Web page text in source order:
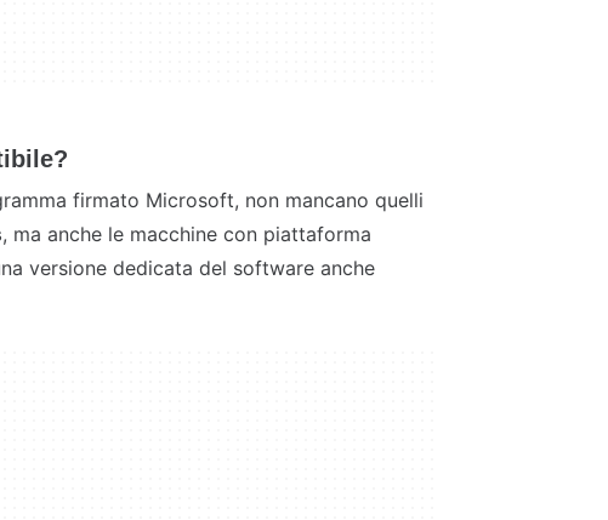
firmato Microsoft, non mancano quelli
, ma anche le macchine con piattaforma
versione dedicata del software anche